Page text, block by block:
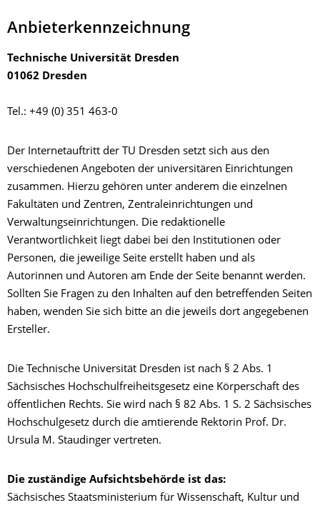
Anbieterkennzeichnung
Technische Universität Dresden
01062 Dresden
Tel.: +49 (0) 351 463-0
Der Internetauftritt der TU Dresden setzt sich aus den
verschiedenen Angeboten der universitären Einrichtungen
zusammen. Hierzu gehören unter anderem die einzelnen
Fakultäten und Zentren, Zentraleinrichtungen und
Verwaltungseinrichtungen. Die redaktionelle
Verantwortlichkeit liegt dabei bei den Institutionen oder
Personen, die jeweilige Seite erstellt haben und als
Autorinnen und Autoren am Ende der Seite benannt werden.
Sollten Sie Fragen zu den Inhalten auf den betreffenden Seiten
haben, wenden Sie sich bitte an die jeweils dort angegebenen
Ersteller.
Die Technische Universität Dresden ist nach § 2 Abs. 1
Sächsisches Hochschulfreiheitsgesetz eine Körperschaft des
öffentlichen Rechts. Sie wird nach § 82 Abs. 1 S. 2 Sächsisches
Hochschulgesetz durch die amtierende Rektorin Prof. Dr.
Ursula M. Staudinger vertreten.
Die zuständige Aufsichtsbehörde ist das:
Sächsisches Staatsministerium für Wissenschaft, Kultur und